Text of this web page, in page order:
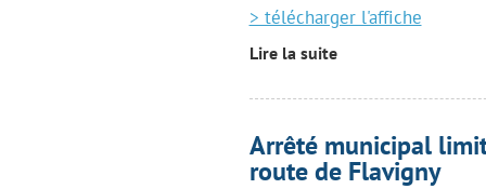
> télécharger l'affiche
Lire la suite
Arrêté municipal
route de Flavigny